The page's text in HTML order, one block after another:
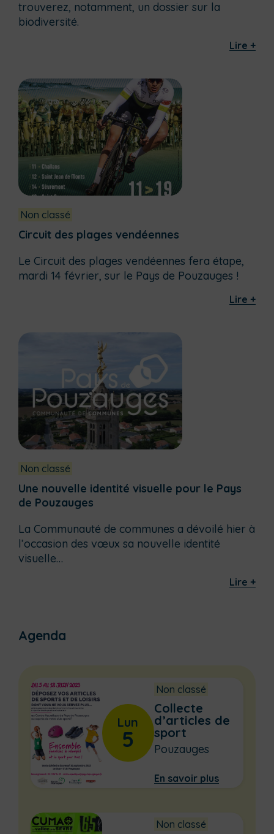
trouverez, notamment, un dossier sur la
biodiversité.
Lire +
Non classé
Circuit des plages vendéennes
Le Circuit des plages vendéennes fera étape,
mardi 14 février, sur le Pays de Pouzauges !
Lire +
Non classé
Une nouvelle identité visuelle pour le Pays
de Pouzauges
La Communauté de communes a dévoilé hier à
l’occasion des vœux sa nouvelle identité
visuelle…
Lire +
Agenda
Lun
5
Non classé
Collecte
d’articles de
sport
Pouzauges
En savoir plus
Non classé